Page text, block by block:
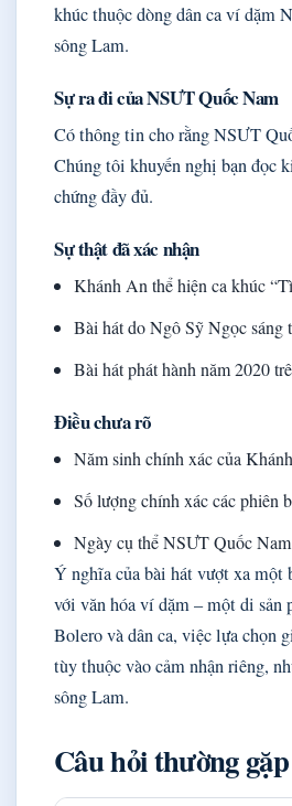
khúc thuộc dòng dân ca ví dặm
sông Lam.
Sự ra đi của NSƯT Quốc Nam
Có thông tin cho rằng NSƯT
Chúng tôi khuyến nghị bạn đọc
chứng đầy đủ.
Sự thật đã xác nhận
Khánh An thể hiện ca khúc
Bài hát do Ngô Sỹ Ngọc sáng
Bài hát phát hành năm 2020
Điều chưa rõ
Năm sinh chính xác của
Số lượng chính xác các phiên
Ngày cụ thể NSƯT Quốc
Ý nghĩa của bài hát vượt xa một
với văn hóa ví dặm – một di sản
Bolero và dân ca, việc lựa chọn
tùy thuộc vào cảm nhận riêng,
sông Lam.
Câu hỏi thường gặp